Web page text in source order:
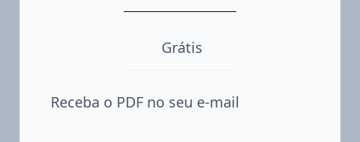
Grátis
Receba o PDF no seu e-mail